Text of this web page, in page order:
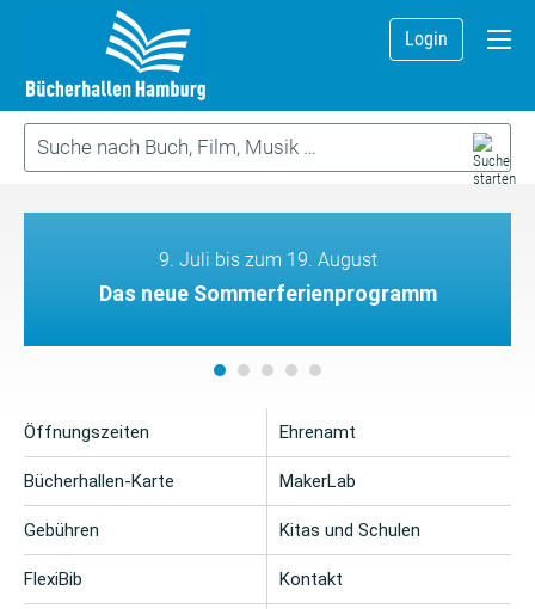
Login
9. Juli bis zum 19. August
Das neue Sommerferienprogramm
Öffnungszeiten
Bücherhallen-Karte
Gebühren
FlexiBib
Ehrenamt
MakerLab
Kitas und Schulen
Kontakt